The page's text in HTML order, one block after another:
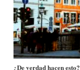
¿De verdad hacen esto?